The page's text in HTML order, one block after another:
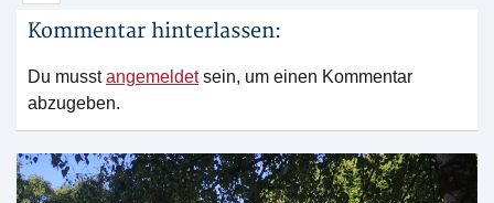
Kommentar hinterlassen:
Du musstangemeldetsein, um einen Kommentar
abzugeben.